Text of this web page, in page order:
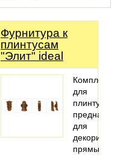
Фурнитура к
плинтусам
"Элит" ideal
для
плинтуса
предназначены
для
декорирования
прямых,